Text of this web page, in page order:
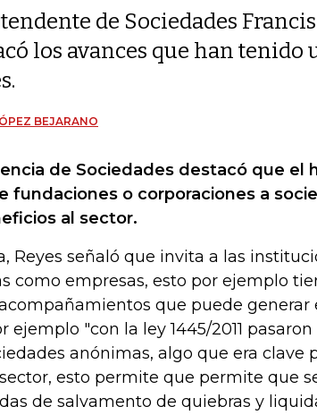
de Sociedades
los avances que han tenido
BEJARANO
de Sociedades destacó que el
fundaciones o corporaciones a
al sector.
Reyes señaló que invita a las
como empresas, esto por ejemplo
que puede generar
ejemplo "con la ley 1445/2011
anónimas, algo que era clave
esto permite que permite que
de salvamento de quiebras y